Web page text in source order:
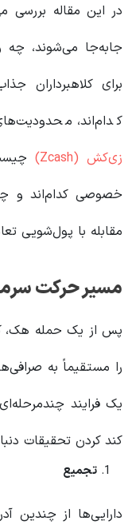
در این مقاله
جابه‌جا می‌شوند،
برای کلاهبرداران
کدام‌اند،
زی‌کش (Zcash)
خصوصی کدام‌اند و
مقابله با پول‌شویی
مسیر حرکت
پس از یک حمله هک،
را مستقیماً به
یک فرایند
کند کردن تحقیقات
تجمیع
دارایی‌ها از چندین